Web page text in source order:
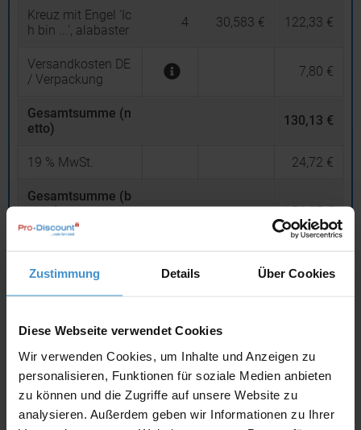
Zustimmung Details Über Cookies
Diese Webseite verwendet Cookies
Wir verwenden Cookies, um Inhalte und Anzeigen zu
personalisieren, Funktionen für soziale Medien anbieten
zu können und die Zugriffe auf unsere Website zu
analysieren. Außerdem geben wir Informationen zu Ihrer
Kreuz mit Engel 'Ic
h bin ...', alabaster
4 30,583 € 122,33 €
Versandkosten DE
/ Verpackung
7,80 €
Gesamtsumme (n
etto)
130,13 €
19 % MwSt. 24,72 €
Gesamtsumme (b
rutto)
inklusive 19 % MwSt.
154,85 €
Angebot drucken
Individuelle Anfrage